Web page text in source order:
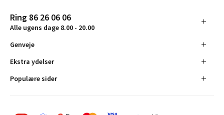
Ring 86 26 06 06
Alle ugens dage 8.00 - 20.00
Genveje
Ekstra ydelser
Populære sider